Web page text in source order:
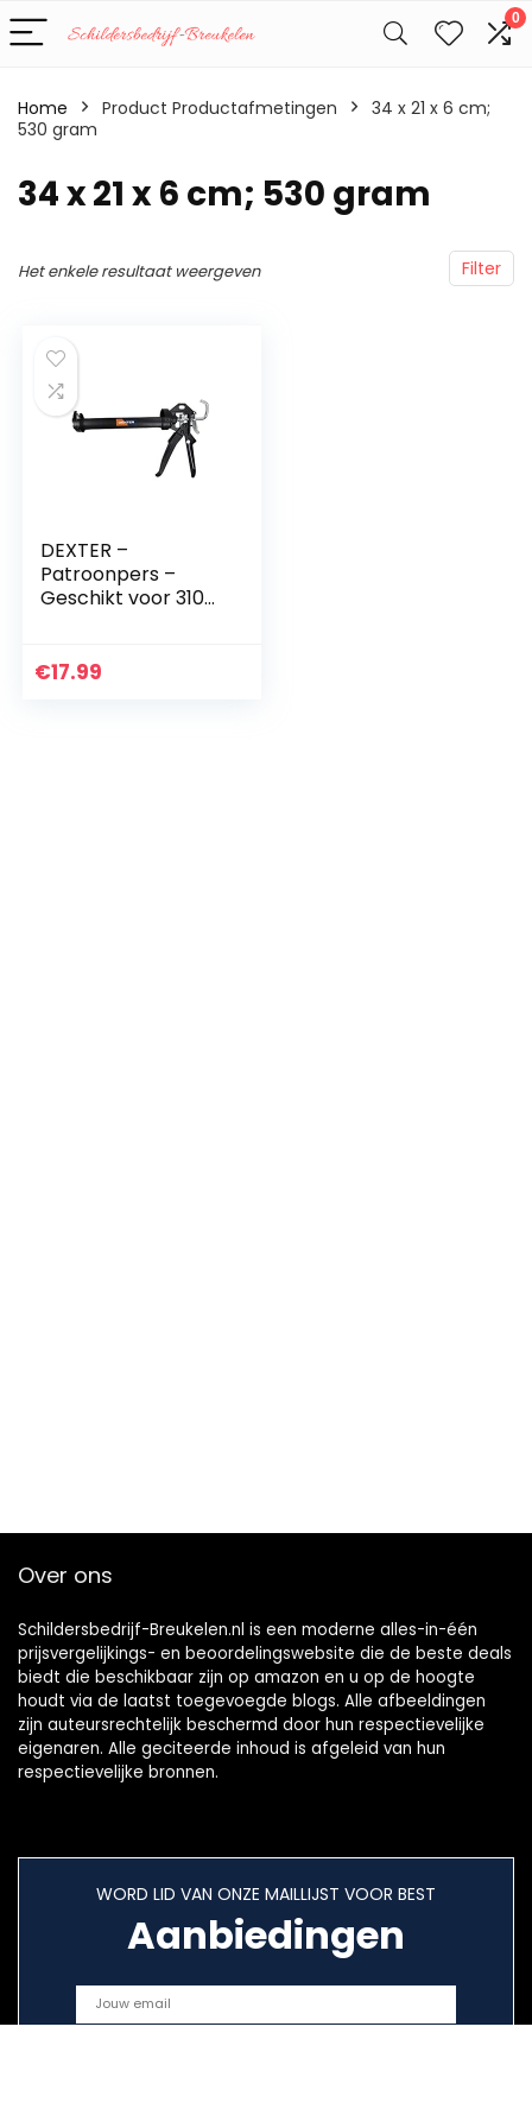
0
Home Product Productafmetingen
‎34 x 21 x 6 cm;
530 gram
‎34 x 21 x 6 cm; 530 gram
Filter
Het enkele resultaat weergeven
DEXTER –
Patroonpers –
Geschikt voor 310
Siliconen spuit –
€17.99
Over ons
Schildersbedrijf-Breukelen.nl is een moderne alles-in-één
prijsvergelijkings- en beoordelingswebsite die de beste deals
biedt die beschikbaar zijn op amazon en u op de hoogte
houdt via de laatst toegevoegde blogs. Alle afbeeldingen
zijn auteursrechtelijk beschermd door hun respectievelijke
eigenaren. Alle geciteerde inhoud is afgeleid van hun
respectievelijke bronnen.
WORD LID VAN ONZE MAILLIJST VOOR BEST
Aanbiedingen